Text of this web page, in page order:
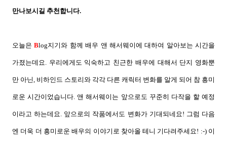
만나보시길 추천합니다.
오늘은 Blog지기와 함께 배우 앤 해서웨이에 대하여 알아보는 시간을
가졌는데요. 우리에게도 익숙하고 친근한 배우에 대해서 단지 영화뿐
만 아닌, 비하인드 스토리와 각각 다른 캐릭터 변화를 알게 되어 참 흥미
로운 시간이었습니다. 앤 해서웨이는 앞으로도 꾸준히 다작을 할 예정
이라고 하는데요. 앞으로의 작품에서도 변화가 기대되네요! 그럼 다음
엔 더욱 더 흥미로운 배우의 이야기로 찾아올 테니 기다려주세요! :-) 이